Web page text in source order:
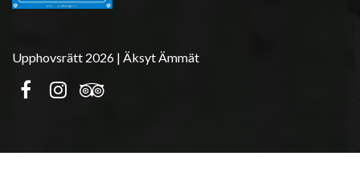
Upphovsrätt 2026 | Äksyt Ämmät